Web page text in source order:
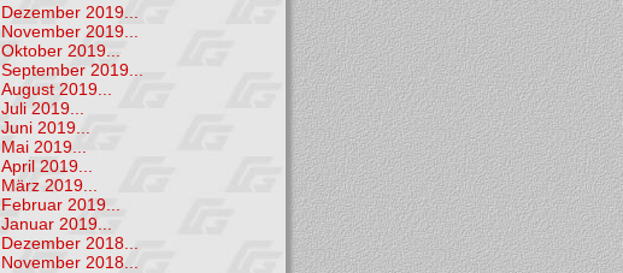
Dezember 2019...
November 2019...
Oktober 2019...
September 2019...
August 2019...
Juli 2019...
Juni 2019...
Mai 2019...
April 2019...
März 2019...
Februar 2019...
Januar 2019...
Dezember 2018...
November 2018...